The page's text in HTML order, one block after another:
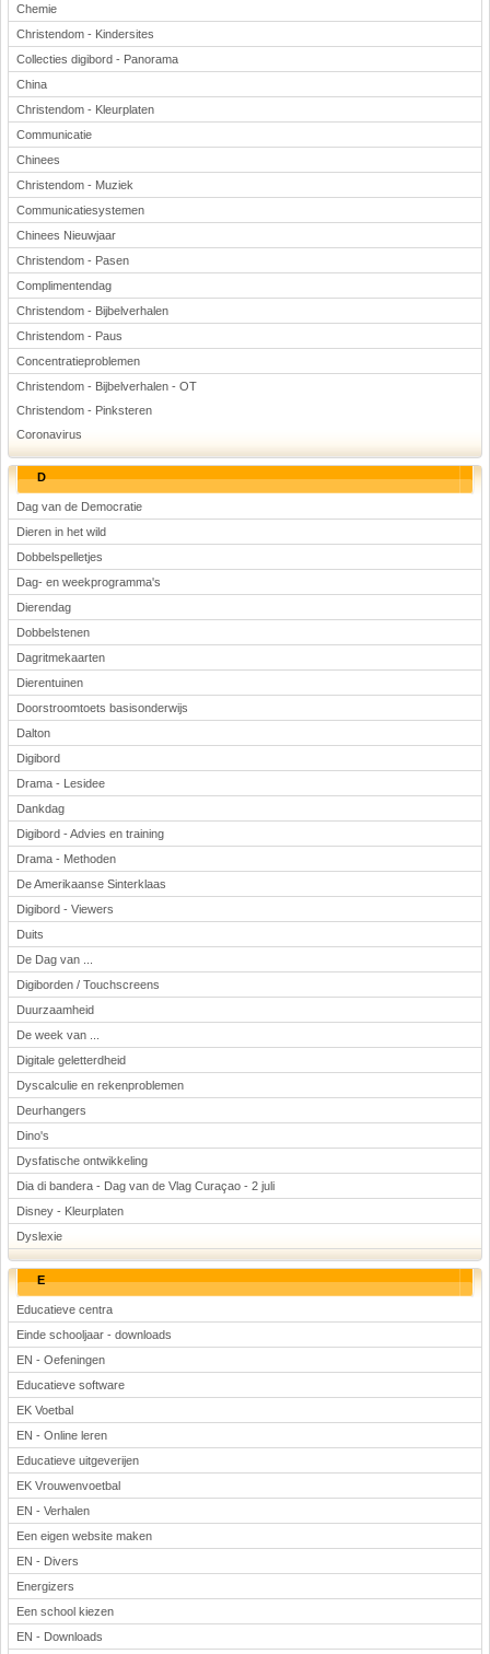
Chemie
Christendom - Kindersites
Collecties digibord - Panorama
China
Christendom - Kleurplaten
Communicatie
Chinees
Christendom - Muziek
Communicatiesystemen
Chinees Nieuwjaar
Christendom - Pasen
Complimentendag
Christendom - Bijbelverhalen
Christendom - Paus
Concentratieproblemen
Christendom - Bijbelverhalen - OT
Christendom - Pinksteren
Coronavirus
D
Dag van de Democratie
Dieren in het wild
Dobbelspelletjes
Dag- en weekprogramma's
Dierendag
Dobbelstenen
Dagritmekaarten
Dierentuinen
Doorstroomtoets basisonderwijs
Dalton
Digibord
Drama - Lesidee
Dankdag
Digibord - Advies en training
Drama - Methoden
De Amerikaanse Sinterklaas
Digibord - Viewers
Duits
De Dag van ...
Digiborden / Touchscreens
Duurzaamheid
De week van ...
Digitale geletterdheid
Dyscalculie en rekenproblemen
Deurhangers
Dino's
Dysfatische ontwikkeling
Dia di bandera - Dag van de Vlag Curaçao - 2 juli
Disney - Kleurplaten
Dyslexie
E
Educatieve centra
Einde schooljaar - downloads
EN - Oefeningen
Educatieve software
EK Voetbal
EN - Online leren
Educatieve uitgeverijen
EK Vrouwenvoetbal
EN - Verhalen
Een eigen website maken
EN - Divers
Energizers
Een school kiezen
EN - Downloads